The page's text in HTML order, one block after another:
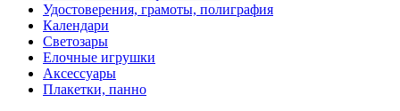
Удостоверения, грамоты, полиграфия
Календари
Светозары
Елочные игрушки
Аксессуары
Плакетки, панно